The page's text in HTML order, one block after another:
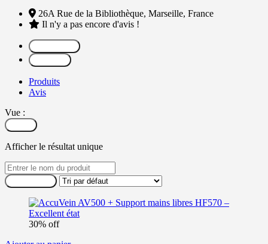
26A Rue de la Bibliothèque, Marseille, France
Il n'y a pas encore d'avis !
Produits
Avis
Vue :
Afficher le résultat unique
30% off